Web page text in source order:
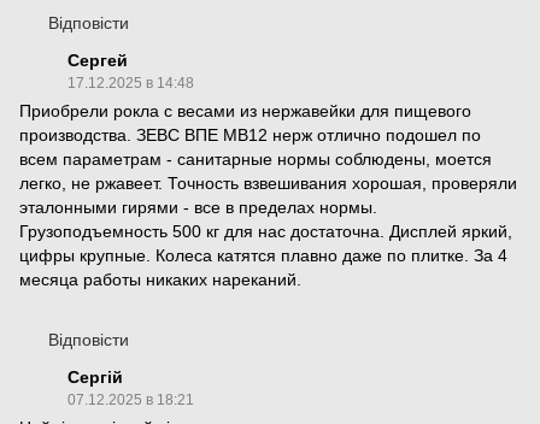
Відповісти
Сергей
17.12.2025 в 14:48
Приобрели рокла с весами из нержавейки для пищевого
производства. ЗЕВС ВПЕ МВ12 нерж отлично подошел по
всем параметрам - санитарные нормы соблюдены, моется
легко, не ржавеет. Точность взвешивания хорошая, проверяли
эталонными гирями - все в пределах нормы.
Грузоподъемность 500 кг для нас достаточна. Дисплей яркий,
цифры крупные. Колеса катятся плавно даже по плитке. За 4
месяца работы никаких нареканий.
Відповісти
Сергій
07.12.2025 в 18:21